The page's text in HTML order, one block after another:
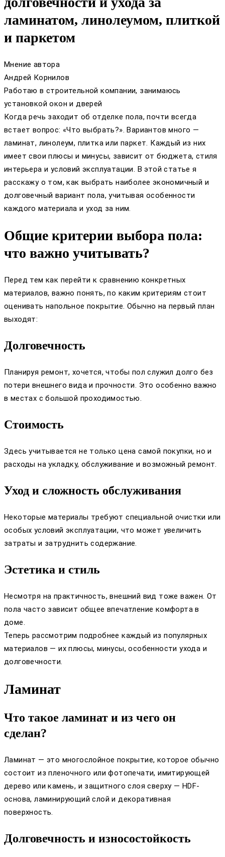
ламинатом, линолеумом, плиткой
и паркетом
Мнение автора
Андрей Корнилов
Работаю в строительной компании, занимаюсь
установкой окон и дверей
Когда речь заходит об отделке пола, почти всегда
встает вопрос: «Что выбрать?». Вариантов много —
ламинат, линолеум, плитка или паркет. Каждый из них
имеет свои плюсы и минусы, зависит от бюджета, стиля
интерьера и условий эксплуатации. В этой статье я
расскажу о том, как выбрать наиболее экономичный и
долговечный вариант пола, учитывая особенности
каждого материала и уход за ним.
Общие критерии выбора пола:
что важно учитывать?
Перед тем как перейти к сравнению конкретных
материалов, важно понять, по каким критериям стоит
оценивать напольное покрытие. Обычно на первый план
выходят:
Долговечность
Планируя ремонт, хочется, чтобы пол служил долго без
потери внешнего вида и прочности. Это особенно важно
в местах с большой проходимостью.
Стоимость
Здесь учитывается не только цена самой покупки, но и
расходы на укладку, обслуживание и возможный ремонт.
Уход и сложность обслуживания
Некоторые материалы требуют специальной очистки или
особых условий эксплуатации, что может увеличить
затраты и затруднить содержание.
Эстетика и стиль
Несмотря на практичность, внешний вид тоже важен. От
пола часто зависит общее впечатление комфорта в
доме.
Теперь рассмотрим подробнее каждый из популярных
материалов — их плюсы, минусы, особенности ухода и
долговечности.
Ламинат
Что такое ламинат и из чего он
сделан?
Ламинат — это многослойное покрытие, которое обычно
состоит из пленочного или фотопечати, имитирующей
дерево или камень, и защитного слоя сверху — HDF-
основа, ламинирующий слой и декоративная
поверхность.
Долговечность и износостойкость